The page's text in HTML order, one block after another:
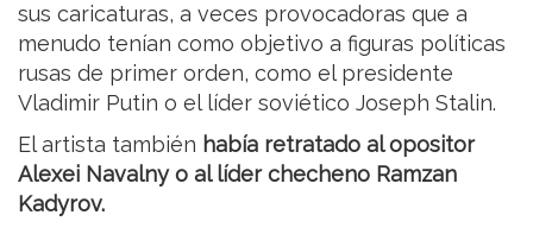
sus caricaturas, a veces provocadoras que a
menudo tenían como objetivo a figuras políticas
rusas de primer orden, como el presidente
Vladimir Putin o el líder soviético Joseph Stalin.
El artista también había retratado al opositor
Alexei Navalny o al líder checheno Ramzan
Kadyrov.